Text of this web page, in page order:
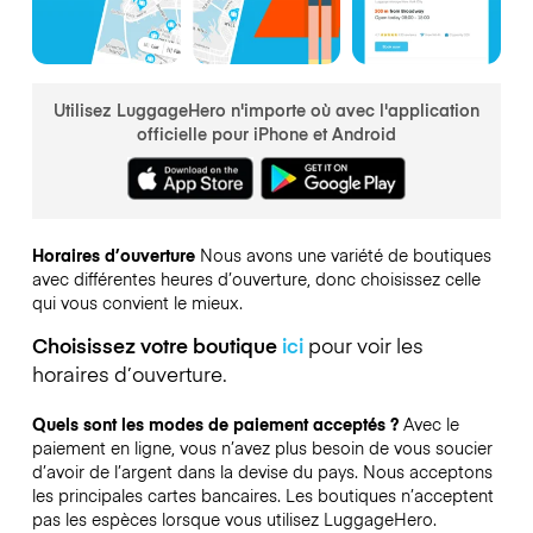
Utilisez LuggageHero n'importe où avec l'application
officielle pour iPhone et Android
Horaires d’ouverture Nous avons une variété de boutiques
avec différentes heures d’ouverture, donc choisissez celle
qui vous convient le mieux.
Choisissez votre boutique icipour voir les
horaires d’ouverture.
Quels sont les modes de paiement acceptés ? Avec le
paiement en ligne, vous n’avez plus besoin de vous soucier
d’avoir de l’argent dans la devise du pays. Nous acceptons
les principales cartes bancaires. Les boutiques n’acceptent
pas les espèces lorsque vous utilisez LuggageHero.